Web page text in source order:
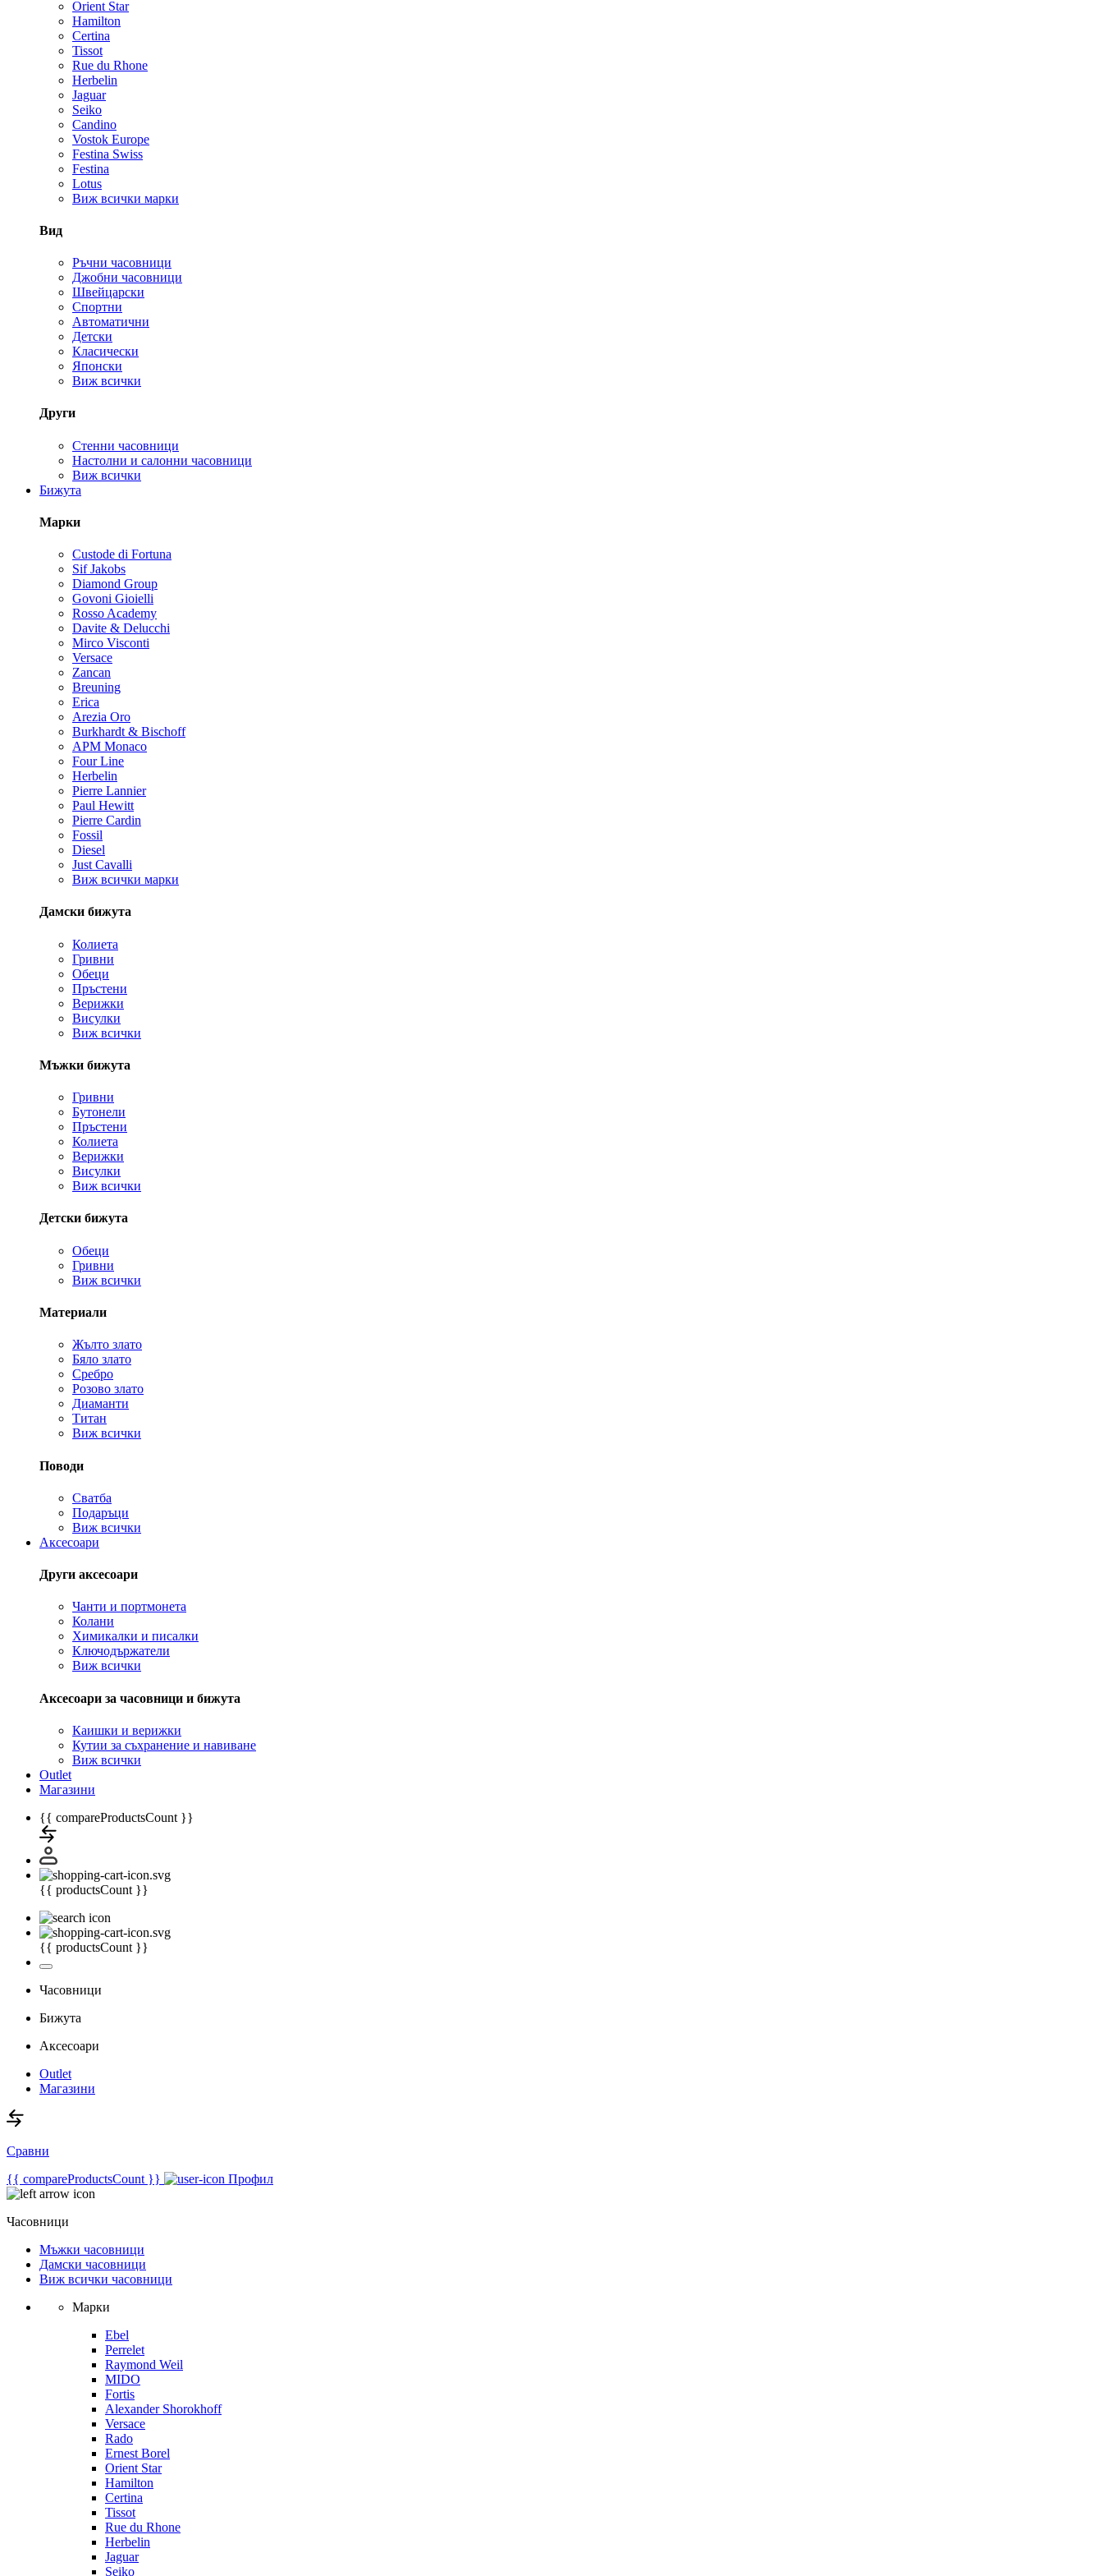
Orient Star
Hamilton
Certina
Tissot
Rue du Rhone
Herbelin
Jaguar
Seiko
Candino
Vostok Europe
Festina Swiss
Festina
Lotus
Виж всички марки
Вид
Ръчни часовници
Джобни часовници
Швейцарски
Спортни
Автоматични
Детски
Класически
Японски
Виж всички
Други
Стенни часовници
Настолни и салонни часовници
Виж всички
Бижута
Марки
Custode di Fortuna
Sif Jakobs
Diamond Group
Govoni Gioielli
Rosso Academy
Davite & Delucchi
Mirco Visconti
Versace
Zancan
Breuning
Erica
Arezia Oro
Burkhardt & Bischoff
APM Monaco
Four Line
Herbelin
Pierre Lannier
Paul Hewitt
Pierre Cardin
Fossil
Diesel
Just Cavalli
Виж всички марки
Дамски бижута
Колиета
Гривни
Обеци
Пръстени
Верижки
Висулки
Виж всички
Мъжки бижута
Гривни
Бутонели
Пръстени
Колиета
Верижки
Висулки
Виж всички
Детски бижута
Обеци
Гривни
Виж всички
Материали
Жълто злато
Бяло злато
Сребро
Розово злато
Диаманти
Титан
Виж всички
Поводи
Сватба
Подаръци
Виж всички
Аксесоари
Други аксесоари
Чанти и портмонета
Колани
Химикалки и писалки
Ключодържатели
Виж всички
Аксесоари за часовници и бижута
Каишки и верижки
Кутии за съхранение и навиване
Виж всички
Outlet
Магазини
{{ compareProductsCount }}
{{ productsCount }}
{{ productsCount }}
Часовници
Бижута
Аксесоари
Outlet
Магазини
Сравни
{{ compareProductsCount }}
Профил
Часовници
Мъжки часовници
Дамски часовници
Виж всички часовници
Марки
Ebel
Perrelet
Raymond Weil
MIDO
Fortis
Alexander Shorokhoff
Versace
Rado
Ernest Borel
Orient Star
Hamilton
Certina
Tissot
Rue du Rhone
Herbelin
Jaguar
Seiko